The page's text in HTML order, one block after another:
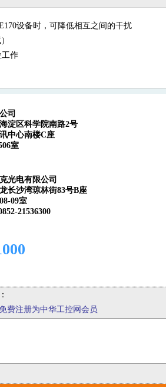
设备时，可降低相互之间的干扰
工作
司
淀区科学院南路2号
中心南楼C座
室
光电有限公司
长沙湾琼林街83号B座
09室
21536300
费注册为中华工控网会员